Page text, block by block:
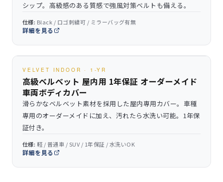
シップ。高級感のある質感で強風対策ベルトも備える。
仕様: Black / ロゴ刺繍可 / ミラーバッグ有無
詳細を見る
VELVET INDOOR · 1-YR
高級ベルベット 屋内用 1年保証 オーダーメイド
車両ボディカバー
滑らかなベルベット素材を採用した屋内専用カバー。車種
専用のオーダーメイドに加え、汚れたら水洗い可能。1年保
証付き。
仕様: 軽 / 普通車 / SUV / 1年保証 / 水洗いOK
詳細を見る